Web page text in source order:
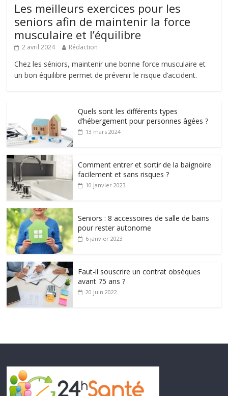
Les meilleurs exercices pour les
seniors afin de maintenir la force
musculaire et l’équilibre
2 avril 2024 Rédaction
Chez les séniors, maintenir une bonne force musculaire et
un bon équilibre permet de prévenir le risque d’accident.
Quels sont les différents types
d’hébergement pour personnes âgées ?
13 mars 2024
Comment entrer et sortir de la baignoire
facilement et sans risques ?
10 janvier 2023
Seniors : 8 accessoires de salle de bains
pour rester autonome
6 janvier 2023
Faut-il souscrire un contrat obsèques
avant 75 ans ?
20 juin 2022